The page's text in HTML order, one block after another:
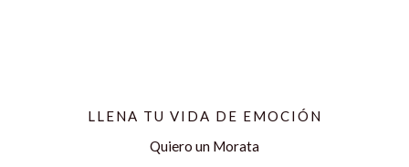
LLENA TU VIDA DE EMOCIÓN
Quiero un Morata